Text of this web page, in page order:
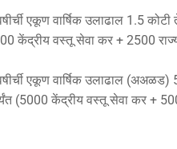
एकूण वार्षिक उलाढाल 1.5
केंद्रीय वस्तू सेवा कर + 2500
एकूण वार्षिक उलाढाल
(5000 केंद्रीय वस्तू सेवा कर +